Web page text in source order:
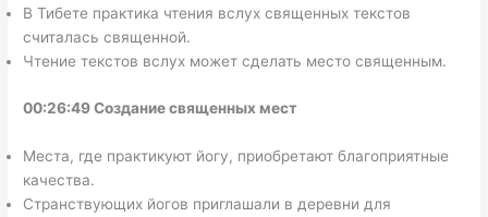
В Тибете практика чтения вслух священных текстов
считалась священной.
Чтение текстов вслух может сделать место священным.
00:26:49 Создание священных мест
Места, где практикуют йогу, приобретают благоприятные
качества.
Странствующих йогов приглашали в деревни для